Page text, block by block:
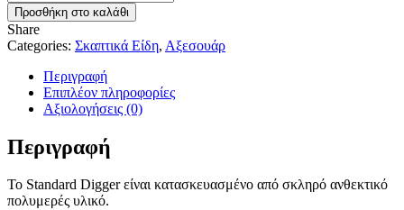
Digger
ποσότητα
Προσθήκη στο καλάθι
Share
Categories: Σκαπτικά Είδη, Αξεσουάρ
Περιγραφή
Επιπλέον πληροφορίες
Αξιολογήσεις (0)
Περιγραφή
Το Standard Digger είναι κατασκευασμένο από σκληρό ανθεκτικό
πολυμερές υλικό.